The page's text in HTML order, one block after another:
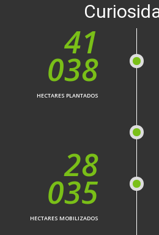
41
038
HECTARES PLANTADOS
28
035
HECTARES MOBILIZADOS